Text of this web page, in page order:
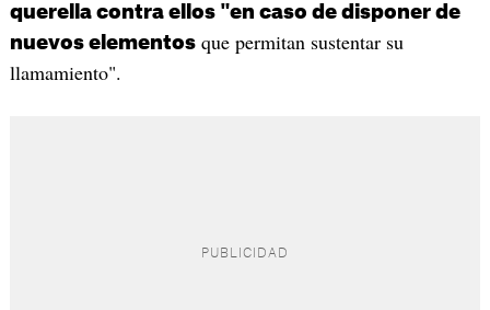
querella contra ellos "en caso de disponer de
nuevos elementosque permitan sustentar su
llamamiento".